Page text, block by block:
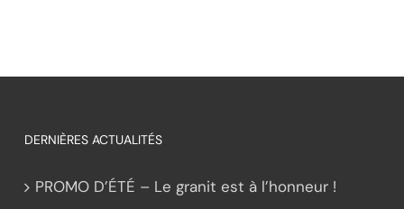
DERNIÈRES ACTUALITÉS
PROMO D’ÉTÉ – Le granit est à l’honneur !